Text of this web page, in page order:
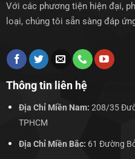
Với các phương tiện hiện đại,
loại, chúng tôi sẵn sàng đáp
Thông tin liên hệ
Địa Chỉ Miền Nam: 208/35
TPHCM
Địa Chỉ Miền Bắc: 61 Đường